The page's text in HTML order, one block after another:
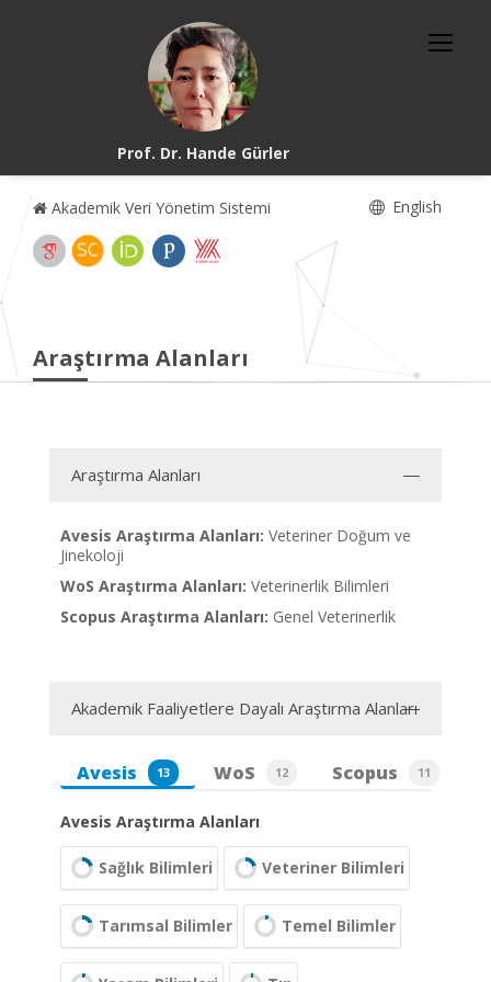
Prof. Dr. Hande Gürler
Akademik Veri Yönetim Sistemi English
Araştırma Alanları
Araştırma Alanları
Avesis Araştırma Alanları: Veteriner Doğum ve
Jinekoloji
WoS Araştırma Alanları: Veterinerlik Bilimleri
Scopus Araştırma Alanları: Genel Veterinerlik
Akademik Faaliyetlere Dayalı Araştırma Alanları
Avesis 13 WoS 12 Scopus 11
Avesis Araştırma Alanları
Sağlık Bilimleri Veteriner Bilimleri
Tarımsal Bilimler Temel Bilimler